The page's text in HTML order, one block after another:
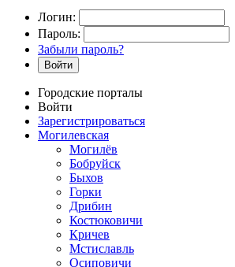
Логин:
Пароль:
Забыли пароль?
Войти
Городские порталы
Войти
Зарегистрироваться
Могилевская
Могилёв
Бобруйск
Быхов
Горки
Дрибин
Костюковичи
Кричев
Мстиславль
Осиповичи